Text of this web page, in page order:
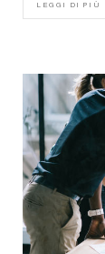
LEGGI DI PIÙ